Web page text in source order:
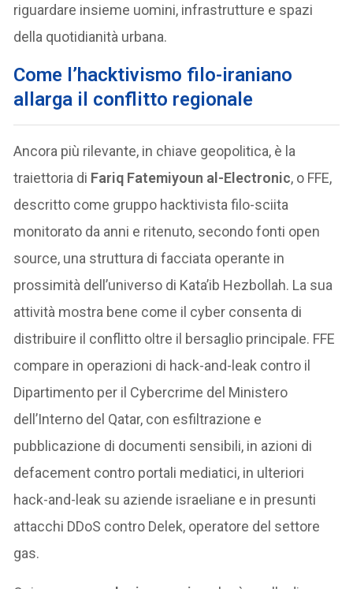
riguardare insieme uomini, infrastrutture e spazi
della quotidianità urbana.
Come l’hacktivismo filo-iraniano
allarga il conflitto regionale
Ancora più rilevante, in chiave geopolitica, è la
traiettoria di Fariq Fatemiyoun al-Electronic, o FFE,
descritto come gruppo hacktivista filo-sciita
monitorato da anni e ritenuto, secondo fonti open
source, una struttura di facciata operante in
prossimità dell’universo di Kata’ib Hezbollah. La sua
attività mostra bene come il cyber consenta di
distribuire il conflitto oltre il bersaglio principale. FFE
compare in operazioni di hack-and-leak contro il
Dipartimento per il Cybercrime del Ministero
dell’Interno del Qatar, con esfiltrazione e
pubblicazione di documenti sensibili, in azioni di
defacement contro portali mediatici, in ulteriori
hack-and-leak su aziende israeliane e in presunti
attacchi DDoS contro Delek, operatore del settore
gas.